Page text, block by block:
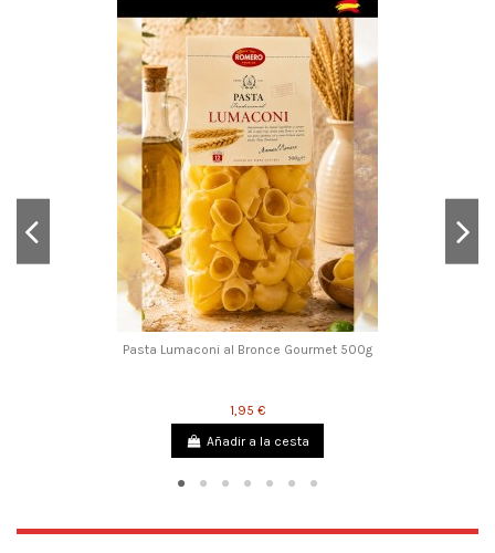
Pasta Lumaconi al Bronce Gourmet 500g
1,95 €
Añadir a la cesta